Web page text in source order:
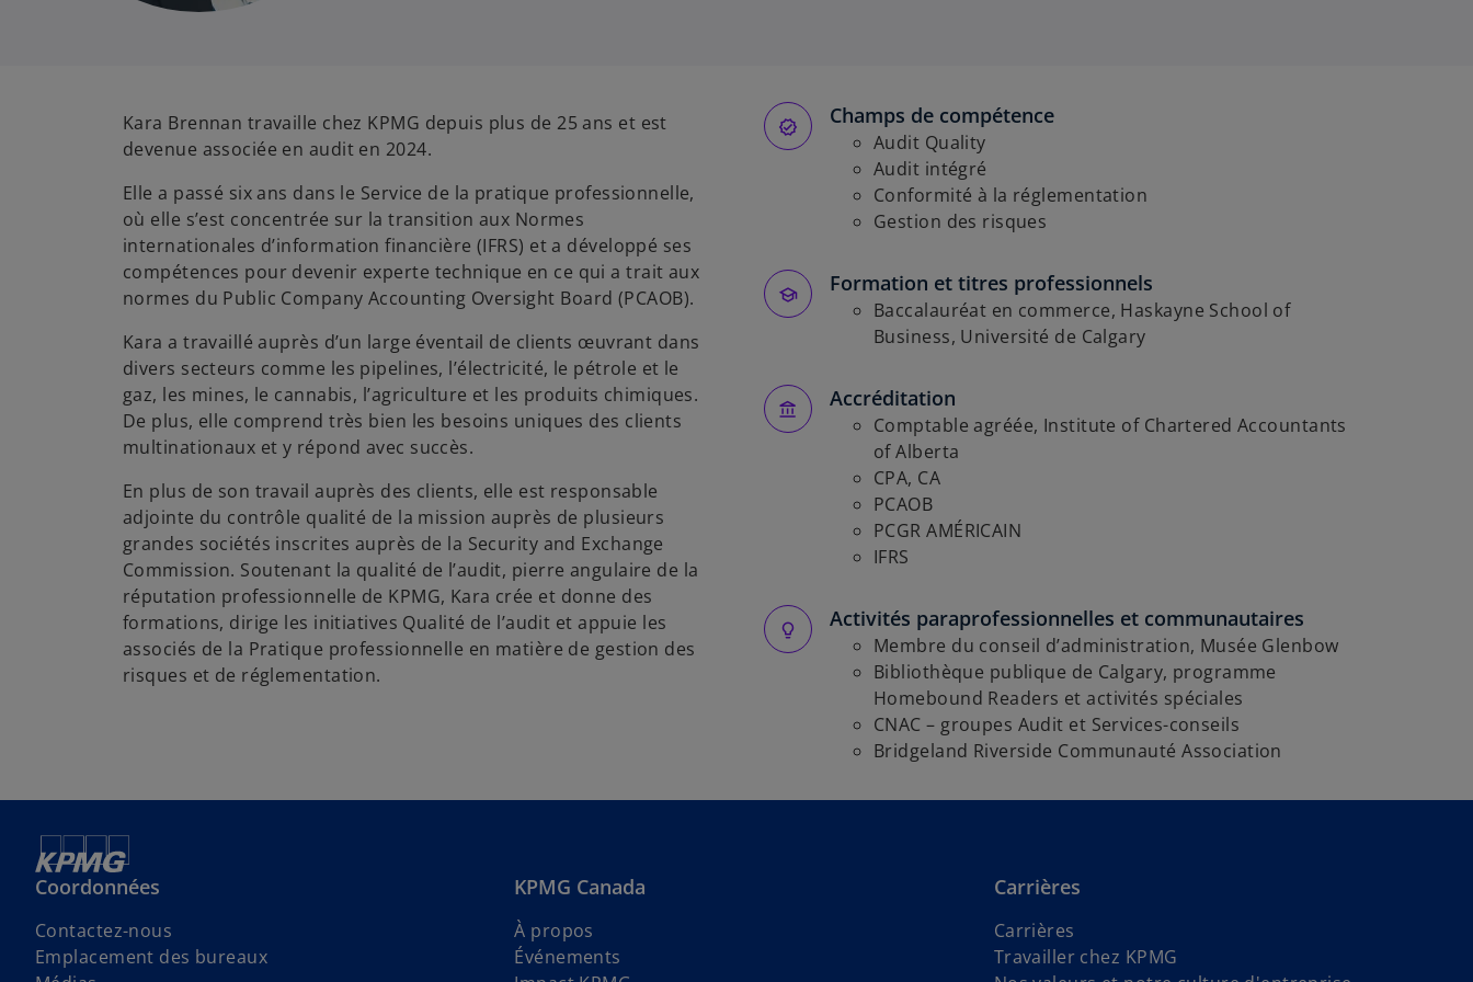
Kara Brennan travaille chez KPMG depuis plus de 25 ans et est
devenue associée en audit en 2024.
Elle a passé six ans dans le Service de la pratique professionnelle,
où elle s’est concentrée sur la transition aux Normes
internationales d’information financière (IFRS) et a développé ses
compétences pour devenir experte technique en ce qui a trait aux
normes du Public Company Accounting Oversight Board (PCAOB).
Kara a travaillé auprès d’un large éventail de clients œuvrant dans
divers secteurs comme les pipelines, l’électricité, le pétrole et le
gaz, les mines, le cannabis, l’agriculture et les produits chimiques.
De plus, elle comprend très bien les besoins uniques des clients
multinationaux et y répond avec succès.
En plus de son travail auprès des clients, elle est responsable
adjointe du contrôle qualité de la mission auprès de plusieurs
grandes sociétés inscrites auprès de la Security and Exchange
Commission. Soutenant la qualité de l’audit, pierre angulaire de la
réputation professionnelle de KPMG, Kara crée et donne des
formations, dirige les initiatives Qualité de l’audit et appuie les
associés de la Pratique professionnelle en matière de gestion des
risques et de réglementation.
Champs de compétence
Audit Quality
Audit intégré
Conformité à la réglementation
Gestion des risques
Formation et titres professionnels
Baccalauréat en commerce, Haskayne School of
Business, Université de Calgary
Accréditation
Comptable agréée, Institute of Chartered Accountants
of Alberta
CPA, CA
PCAOB
PCGR AMÉRICAIN
IFRS
Activités paraprofessionnelles et communautaires
Membre du conseil d’administration, Musée Glenbow
Bibliothèque publique de Calgary, programme
Homebound Readers et activités spéciales
CNAC – groupes Audit et Services-conseils
Bridgeland Riverside Communauté Association
Coordonnées
Contactez-nous
Emplacement des bureaux
KPMG Canada
À propos
Événements
Carrières
Carrières
Travailler chez KPMG